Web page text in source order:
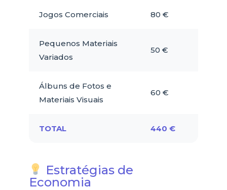
Jogos Comerciais 80 €
Pequenos Materiais
Variados
50 €
Álbuns de Fotos e
Materiais Visuais
60 €
TOTAL 440 €
Estratégias de
Economia